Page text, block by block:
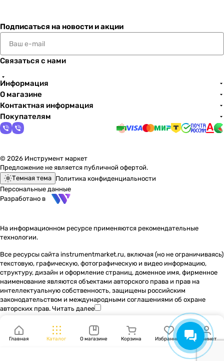
Подписаться на новости и акции
Связаться с нами
Информация
О магазине
Контактная информация
Покупателям
© 2026 Инструмент маркет
Предложение не является публичной офертой.
Темная тема Политика конфиденциальности
Персональные данные
Разработано в
На информационном ресурсе применяются рекомендательные
технологии.
Все ресурсы сайта instrumentmarket.ru, включая (но не ограничиваясь)
текстовую, графическую, фотографическую и видео информацию,
структуру, дизайн и оформление страниц, доменное имя, фирменное
наименование являются объектами авторского права и прав на
интеллектуальную собственность, защищены российским
законодательством и международными соглашениями об охране
авторских прав. Читать далее
Главная Каталог О магазине Корзина Избранные Кабинет